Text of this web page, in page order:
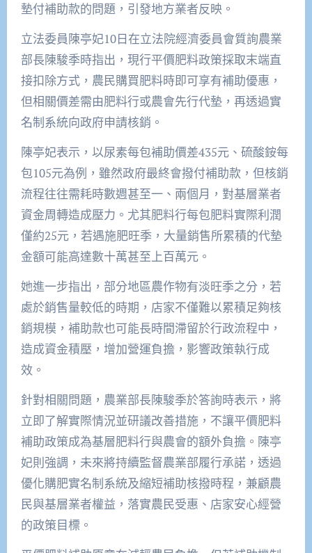
墊付補助款的問題，引發地方業者反映。
立法委員陳亭妃10日在立法院經濟委員會質詢農業
部長陳駿季時指出，現行平價肥料政策採取末端直
接扣除方式，農民購買肥料時即可享有補助優惠，
但相關價差需由肥料行或農會先行代墊，再透過實
名制系統向政府申請核銷。
陳亭妃表示，以尿素每包補助價差435元、硫酸銨每
包105元為例，雖然政府最終會撥付補助款，但核銷
流程往往需耗時數週甚至一、兩個月，對基層業者
資金周轉造成壓力。尤其肥料行每包肥料實際利潤
僅約25元，若遇施肥旺季，大量銷售所累積的代墊
金額可能高達數十萬甚至上百萬元。
她進一步指出，部分地區農作物有淡旺季之分，若
處於銷售量較低的時期，店家不僅難以累積足夠核
銷規模，補助款也可能長時間滯留於行政流程中，
造成資金積壓，增加營運負擔，影響政策執行成
效。
針對相關問題，農業部長陳駿季於答詢時表示，將
立即了解實際情況並研議改善措施，不讓平價肥料
補助政策成為基層肥料行與農會的額外負擔。陳亭
妃則強調，未來將持續監督農業部履行承諾，透過
優化購肥實名制系統及縮短補助核撥時程，兼顧農
民與基層業者權益，落實農民受惠、店家安心經營
的政策目標。